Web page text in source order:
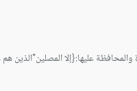
عليها:{إلا المصلين*الذين